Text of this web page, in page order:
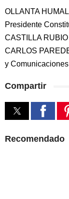
OLLANTA
Presidente
CASTILLA
CARLOS
y Comunicaciones
Compartir
Recomendado